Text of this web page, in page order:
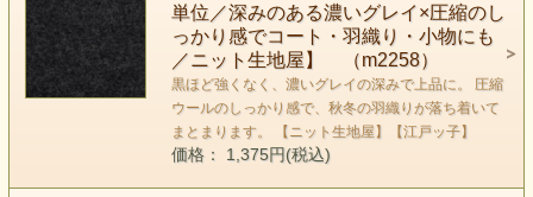
単位／深みのある濃いグレイ×圧縮のし
っかり感でコート・羽織り・小物にも
／ニット生地屋】 （m2258）
黒ほど強くなく、濃いグレイの深みで上品に。 圧縮
ウールのしっかり感で、秋冬の羽織りが落ち着いて
まとまります。 【ニット生地屋】【江戸ッ子】
価格： 1,375円(税込)